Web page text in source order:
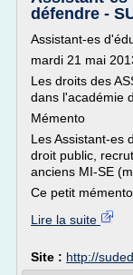
défendre -
Assistant-es
mardi 21 mai
Les droits des
dans l'académie
Mémento
Les Assistant-es
droit public,
anciens MI-SE
Ce petit
Lire la suite
Site : http://